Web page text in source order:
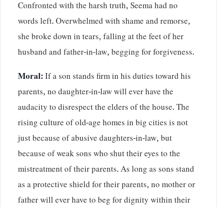
Confronted with the harsh truth, Seema had no
words left. Overwhelmed with shame and remorse,
she broke down in tears, falling at the feet of her
husband and father-in-law, begging for forgiveness.
Moral:If a son stands firm in his duties toward his
parents, no daughter-in-law will ever have the
audacity to disrespect the elders of the house. The
rising culture of old-age homes in big cities is not
just because of abusive daughters-in-law, but
because of weak sons who shut their eyes to the
mistreatment of their parents. As long as sons stand
as a protective shield for their parents, no mother or
father will ever have to beg for dignity within their